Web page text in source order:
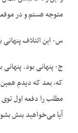
متوجه هستم و در
س- این ائتلاف پنهانی
ج- پنهانی بود.
که، بعد که دیدم
مطلب را دفعه اول
آیا می‌خواهید بنش